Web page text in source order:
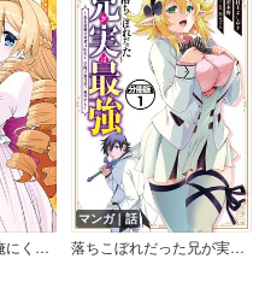
いいご身分だな、俺にくれよ ～下剋上貴族の異世界ハーレム戦記～【Renta！限定特典付き】
マンガ｜話
落ちこぼれだった兄が実は最強 ～史上最強の勇者は転生し、学園で無自覚に無双する～ 分冊版